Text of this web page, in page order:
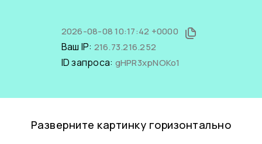
2026-08-08 10:17:42 +0000
Ваш IP: 216.73.216.252
ID запроса: gHPR3xpNOKo1
Разверните картинку горизонтально